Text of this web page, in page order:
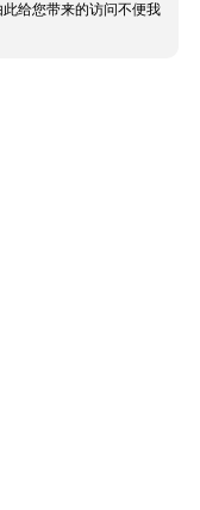
给您带来的访问不便我